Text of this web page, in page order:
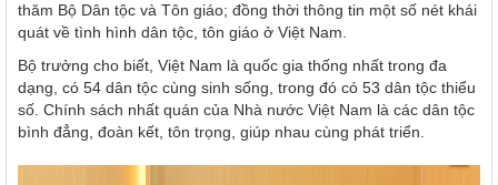
thăm Bộ Dân tộc và Tôn giáo; đồng thời thông tin một số nét khái
quát về tình hình dân tộc, tôn giáo ở Việt Nam.
Bộ trưởng cho biết, Việt Nam là quốc gia thống nhất trong đa
dạng, có 54 dân tộc cùng sinh sống, trong đó có 53 dân tộc thiểu
số. Chính sách nhất quán của Nhà nước Việt Nam là các dân tộc
bình đẳng, đoàn kết, tôn trọng, giúp nhau cùng phát triển.